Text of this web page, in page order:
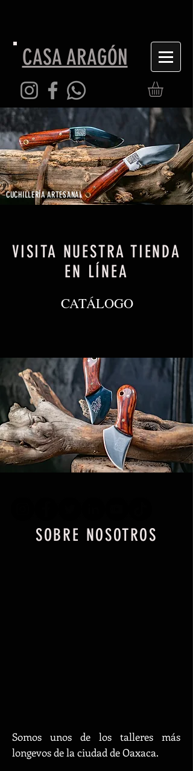
CASA ARAGÓN
CUCHILLERÍA ARTESANAL
VISITA NUESTRA TIENDA
EN LÍNEA
CATÁLOGO
SOBRE NOSOTROS
Somos unos de los talleres más
longevos de la ciudad de Oaxaca.